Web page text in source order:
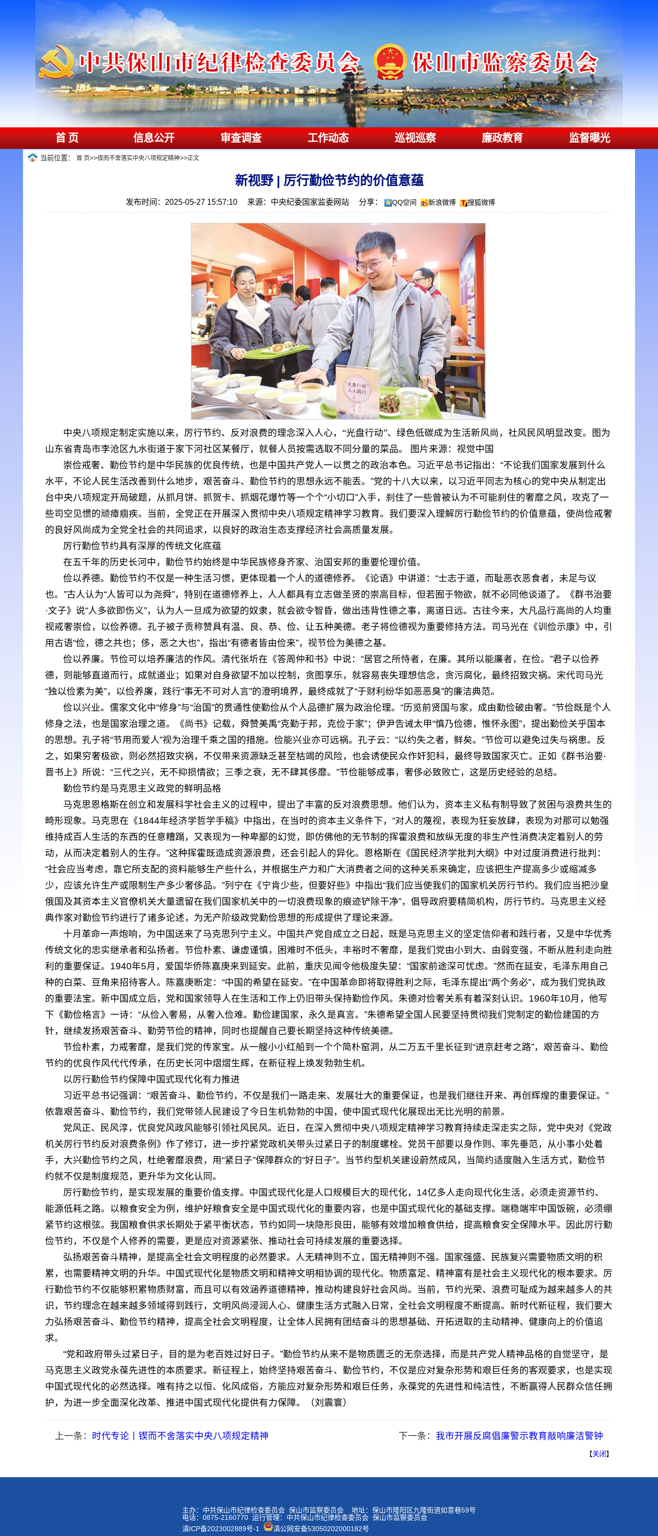
首 页 信息公开 审查调查 工作动态 巡视巡察 廉政教育 监督曝光
当前位置： 首 页>>锲而不舍落实中央八项规定精神>>正文
新视野 | 厉行勤俭节约的价值意蕴
发布时间：2025-05-27 15:57:10 来源：中央纪委国家监委网站 分享： QQ空间 新浪微博 搜狐微博
中央八项规定制定实施以来，厉行节约、反对浪费的理念深入人心，“光盘行动”、绿色低碳成为生活新风尚，社风民风明显改变。图为
山东省青岛市李沧区九水街道于家下河社区某餐厅，就餐人员按需选取不同分量的菜品。 图片来源：视觉中国
崇俭戒奢、勤俭节约是中华民族的优良传统，也是中国共产党人一以贯之的政治本色。习近平总书记指出：“不论我们国家发展到什么
水平，不论人民生活改善到什么地步，艰苦奋斗、勤俭节约的思想永远不能丢。”党的十八大以来，以习近平同志为核心的党中央从制定出
台中央八项规定开局破题，从抓月饼、抓贺卡、抓烟花爆竹等一个个“小切口”入手，刹住了一些曾被认为不可能刹住的奢靡之风，攻克了一
些司空见惯的顽瘴痼疾。当前，全党正在开展深入贯彻中央八项规定精神学习教育。我们要深入理解厉行勤俭节约的价值意蕴，使尚俭戒奢
的良好风尚成为全党全社会的共同追求，以良好的政治生态支撑经济社会高质量发展。
厉行勤俭节约具有深厚的传统文化底蕴
在五千年的历史长河中，勤俭节约始终是中华民族修身齐家、治国安邦的重要伦理价值。
俭以养德。勤俭节约不仅是一种生活习惯，更体现着一个人的道德修养。《论语》中讲道：“士志于道，而耻恶衣恶食者，未足与议
也。”古人认为“人皆可以为尧舜”，特别在道德修养上，人人都具有立志做圣贤的崇高目标，但若囿于物欲，就不必同他谈道了。《群书治要
·文子》说“人多欲即伤义”，认为人一旦成为欲望的奴隶，就会欲令智昏，做出违背性德之事，离道日远。古往今来，大凡品行高尚的人均重
视戒奢崇俭，以俭养德。孔子被子贡称赞具有温、良、恭、俭、让五种美德。老子将俭德视为重要修持方法。司马光在《训俭示康》中，引
用古语“俭，德之共也；侈，恶之大也”，指出“有德者皆由俭来”，视节俭为美德之基。
俭以养廉。节俭可以培养廉洁的作风。清代张圻在《答周仲和书》中说：“居官之所恃者，在廉。其所以能廉者，在俭。”君子以俭养
德，则能够直道而行，成就道业；如果对自身欲望不加以控制，贪图享乐，就容易丧失理想信念，贪污腐化，最终招致灾祸。宋代司马光
“独以俭素为美”，以俭养廉，践行“事无不可对人言”的澄明境界，最终成就了“于财利纷华如恶恶臭”的廉洁典范。
俭以兴业。儒家文化中“修身”与“治国”的贯通性使勤俭从个人品德扩展为政治伦理。“历览前贤国与家，成由勤俭破由奢。”节俭既是个人
修身之法，也是国家治理之道。《尚书》记载，舜赞美禹“克勤于邦，克俭于家”；伊尹告诫太甲“慎乃俭德，惟怀永图”，提出勤俭关乎国本
的思想。孔子将“节用而爱人”视为治理千乘之国的措施。俭能兴业亦可远祸。孔子云：“以约失之者，鲜矣。”节俭可以避免过失与祸患。反
之，如果穷奢极欲，则必然招致灾祸，不仅带来资源缺乏甚至枯竭的风险，也会诱使民众作奸犯科，最终导致国家灭亡。正如《群书治要·
晋书上》所说：“三代之兴，无不抑损情欲；三季之衰，无不肆其侈靡。”节俭能够成事，奢侈必致败亡，这是历史经验的总结。
勤俭节约是马克思主义政党的鲜明品格
马克思恩格斯在创立和发展科学社会主义的过程中，提出了丰富的反对浪费思想。他们认为，资本主义私有制导致了贫困与浪费共生的
畸形现象。马克思在《1844年经济学哲学手稿》中指出，在当时的资本主义条件下，“对人的蔑视，表现为狂妄放肆，表现为对那可以勉强
维持成百人生活的东西的任意糟蹋，又表现为一种卑鄙的幻觉，即仿佛他的无节制的挥霍浪费和放纵无度的非生产性消费决定着别人的劳
动，从而决定着别人的生存。”这种挥霍既造成资源浪费，还会引起人的异化。恩格斯在《国民经济学批判大纲》中对过度消费进行批判：
“社会应当考虑，靠它所支配的资料能够生产些什么，并根据生产力和广大消费者之间的这种关系来确定，应该把生产提高多少或缩减多
少，应该允许生产或限制生产多少奢侈品。”列宁在《宁肯少些，但要好些》中指出“我们应当使我们的国家机关厉行节约。我们应当把沙皇
俄国及其资本主义官僚机关大量遗留在我们国家机关中的一切浪费现象的痕迹铲除干净”，倡导政府要精简机构，厉行节约。马克思主义经
典作家对勤俭节约进行了诸多论述，为无产阶级政党勤俭思想的形成提供了理论来源。
十月革命一声炮响，为中国送来了马克思列宁主义。中国共产党自成立之日起，既是马克思主义的坚定信仰者和践行者，又是中华优秀
传统文化的忠实继承者和弘扬者。节俭朴素、谦虚谨慎，困难时不低头，丰裕时不奢靡，是我们党由小到大、由弱变强，不断从胜利走向胜
利的重要保证。1940年5月，爱国华侨陈嘉庚来到延安。此前，重庆见闻令他极度失望：“国家前途深可忧虑。”然而在延安，毛泽东用自己
种的白菜、豆角来招待客人。陈嘉庚断定：“中国的希望在延安。”在中国革命即将取得胜利之际，毛泽东提出“两个务必”，成为我们党执政
的重要法宝。新中国成立后，党和国家领导人在生活和工作上仍旧带头保持勤俭作风。朱德对俭奢关系有着深刻认识。1960年10月，他写
下《勤俭格言》一诗：“从俭入奢易，从奢入俭难。勤俭建国家，永久是真言。”朱德希望全国人民要坚持贯彻我们党制定的勤俭建国的方
针，继续发扬艰苦奋斗、勤劳节俭的精神，同时也提醒自己要长期坚持这种传统美德。
节俭朴素，力戒奢靡，是我们党的传家宝。从一艘小小红船到一个个简朴窑洞，从二万五千里长征到“进京赶考之路”，艰苦奋斗、勤俭
节约的优良作风代代传承，在历史长河中熠熠生辉，在新征程上焕发勃勃生机。
以厉行勤俭节约保障中国式现代化有力推进
习近平总书记强调：“艰苦奋斗、勤俭节约，不仅是我们一路走来、发展壮大的重要保证，也是我们继往开来、再创辉煌的重要保证。”
依靠艰苦奋斗、勤俭节约，我们党带领人民建设了今日生机勃勃的中国，使中国式现代化展现出无比光明的前景。
党风正、民风淳，优良党风政风能够引领社风民风。近日，在深入贯彻中央八项规定精神学习教育持续走深走实之际，党中央对《党政
机关厉行节约反对浪费条例》作了修订，进一步拧紧党政机关带头过紧日子的制度螺栓。党员干部要以身作则、率先垂范，从小事小处着
手，大兴勤俭节约之风，杜绝奢靡浪费，用“紧日子”保障群众的“好日子”。当节约型机关建设蔚然成风，当简约适度融入生活方式，勤俭节
约就不仅是制度规范，更升华为文化认同。
厉行勤俭节约，是实现发展的重要价值支撑。中国式现代化是人口规模巨大的现代化，14亿多人走向现代化生活，必须走资源节约、
能源低耗之路。以粮食安全为例，维护好粮食安全是中国式现代化的重要内容，也是中国式现代化的基础支撑。端稳端牢中国饭碗，必须绷
紧节约这根弦。我国粮食供求长期处于紧平衡状态，节约如同一块隐形良田，能够有效增加粮食供给，提高粮食安全保障水平。因此厉行勤
俭节约，不仅是个人修养的需要，更是应对资源紧张、推动社会可持续发展的重要选择。
弘扬艰苦奋斗精神，是提高全社会文明程度的必然要求。人无精神则不立，国无精神则不强。国家强盛、民族复兴需要物质文明的积
累，也需要精神文明的升华。中国式现代化是物质文明和精神文明相协调的现代化。物质富足、精神富有是社会主义现代化的根本要求。厉
行勤俭节约不仅能够积累物质财富，而且可以有效涵养道德精神，推动构建良好社会风尚。当前，节约光荣、浪费可耻成为越来越多人的共
识，节约理念在越来越多领域得到践行，文明风尚浸润人心、健康生活方式融入日常，全社会文明程度不断提高。新时代新征程，我们要大
力弘扬艰苦奋斗、勤俭节约精神，提高全社会文明程度，让全体人民拥有团结奋斗的思想基础、开拓进取的主动精神、健康向上的价值追
求。
“党和政府带头过紧日子，目的是为老百姓过好日子。”勤俭节约从来不是物质匮乏的无奈选择，而是共产党人精神品格的自觉坚守，是
马克思主义政党永葆先进性的本质要求。新征程上，始终坚持艰苦奋斗、勤俭节约，不仅是应对复杂形势和艰巨任务的客观要求，也是实现
中国式现代化的必然选择。唯有持之以恒、化风成俗，方能应对复杂形势和艰巨任务，永葆党的先进性和纯洁性，不断赢得人民群众信任拥
护，为进一步全面深化改革、推进中国式现代化提供有力保障。（刘震寰）
上一条： 时代专论丨锲而不舍落实中央八项规定精神 下一条： 我市开展反腐倡廉警示教育敲响廉洁警钟
【关闭】
主办：中共保山市纪律检查委员会 保山市监察委员会 地址：保山市隆阳区九隆街道如意巷59号
电话：0875-2160770 运行管理：中共保山市纪律检查委员会 保山市监察委员会
滇ICP备2023002889号-1
滇公网安备53050202000182号